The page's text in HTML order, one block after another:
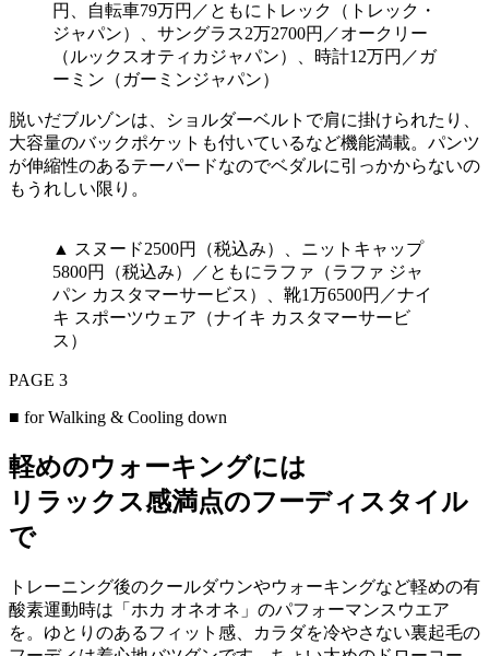
円、自転車79万円／ともにトレック（トレック・
ジャパン）、サングラス2万2700円／オークリー
（ルックスオティカジャパン）、時計12万円／ガ
ーミン（ガーミンジャパン）
脱いだブルゾンは、ショルダーベルトで肩に掛けられたり、
大容量のバックポケットも付いているなど機能満載。パンツ
が伸縮性のあるテーパードなのでベダルに引っかからないの
もうれしい限り。
▲ スヌード2500円（税込み）、ニットキャップ
5800円（税込み）／ともにラファ（ラファ ジャ
パン カスタマーサービス）、靴1万6500円／ナイ
キ スポーツウェア（ナイキ カスタマーサービ
ス）
PAGE 3
■ for Walking & Cooling down
軽めのウォーキングには
リラックス感満点のフーディスタイル
で
トレーニング後のクールダウンやウォーキングなど軽めの有
酸素運動時は「ホカ オネオネ」のパフォーマンスウエア
を。ゆとりのあるフィット感、カラダを冷やさない裏起毛の